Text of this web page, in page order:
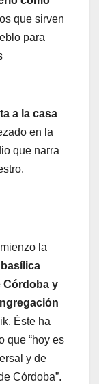
que sirven
para
a la casa
en la
que narra
la
Córdoba y
Éste ha
que “hoy es
y de
Córdoba”.